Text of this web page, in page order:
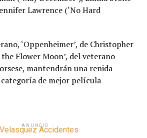
Lawrence (‘No Hard
‘Oppenheimer’, de Christopher
Flower Moon’, del veterano
mantendrán una reñida
de mejor película
ANUNCIO